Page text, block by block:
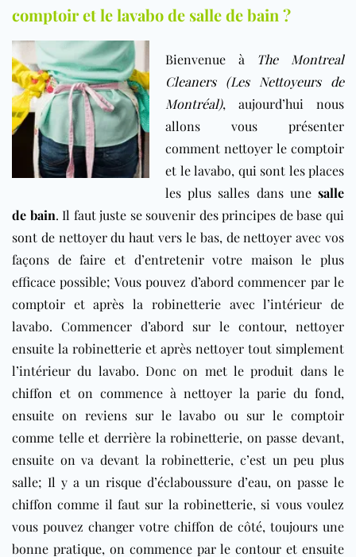
comptoir et le lavabo de salle de bain ?
Bienvenue à The Montreal
Cleaners (Les Nettoyeurs de
Montréal), aujourd’hui nous
allons vous présenter
comment nettoyer le comptoir
et le lavabo, qui sont les places
les plus salles dans une salle
de bain. Il faut juste se souvenir des principes de base qui
sont de nettoyer du haut vers le bas, de nettoyer avec vos
façons de faire et d’entretenir votre maison le plus
efficace possible; Vous pouvez d’abord commencer par le
comptoir et après la robinetterie avec l’intérieur de
lavabo. Commencer d’abord sur le contour, nettoyer
ensuite la robinetterie et après nettoyer tout simplement
l’intérieur du lavabo. Donc on met le produit dans le
chiffon et on commence à nettoyer la parie du fond,
ensuite on reviens sur le lavabo ou sur le comptoir
comme telle et derrière la robinetterie, on passe devant,
ensuite on va devant la robinetterie, c’est un peu plus
salle; Il y a un risque d’éclaboussure d’eau, on passe le
chiffon comme il faut sur la robinetterie, si vous voulez
vous pouvez changer votre chiffon de côté, toujours une
bonne pratique, on commence par le contour et ensuite